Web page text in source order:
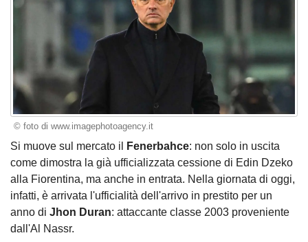
© foto di www.imagephotoagency.it
Si muove sul mercato il Fenerbahce: non solo in uscita
come dimostra la già ufficializzata cessione di Edin Dzeko
alla Fiorentina, ma anche in entrata. Nella giornata di oggi,
infatti, è arrivata l'ufficialità dell'arrivo in prestito per un
anno di Jhon Duran: attaccante classe 2003 proveniente
dall'Al Nassr.